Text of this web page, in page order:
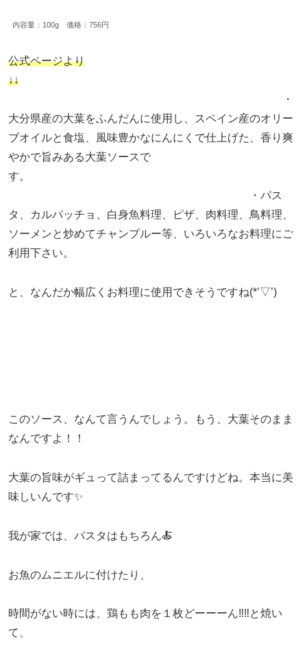
内容量：100g 価格：756円
公式ページより
↓↓
・
大分県産の大葉をふんだんに使用し、スペイン産のオリー
ブオイルと食塩、風味豊かなにんにくで仕上げた、香り爽
やかで旨みある大葉ソースで
す。
・パス
タ、カルパッチョ、白身魚料理、ピザ、肉料理、鳥料理、
ソーメンと炒めてチャンプルー等、いろいろなお料理にご
利用下さい。
と、なんだか幅広くお料理に使用できそうですね(*’▽’)
このソース、なんて言うんでしょう。もう、大葉そのまま
なんですよ！！
大葉の旨味がギュって詰まってるんですけどね。本当に美
味しいんです✨
我が家では、パスタはもちろん🍝
お魚のムニエルに付けたり、
時間がない時には、鶏もも肉を１枚どーーーん‼‼と焼い
て、